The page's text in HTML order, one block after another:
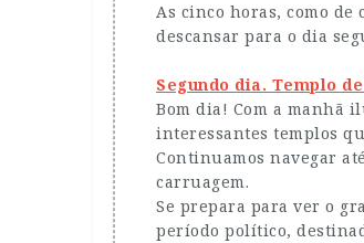
As cinco horas, como de
descansar para o dia
Segundo dia. Templo
Bom dia! Com a manhã
interessantes templos
Continuamos navegar
carruagem.
Se prepara para ver o
período político,